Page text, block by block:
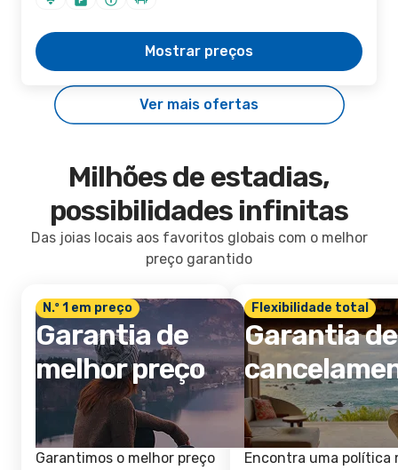
Mostrar preços
Ver mais ofertas
Milhões de estadias,
possibilidades infinitas
Das joias locais aos favoritos globais com o melhor
preço garantido
N.º 1 em preço
Garantia de
melhor preço
Garantimos o melhor preço
Flexibilidade total
Garantia de
Encontra uma política